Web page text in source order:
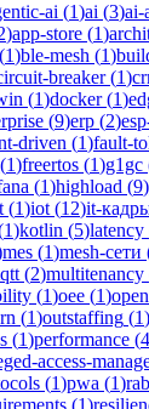
ai (1)ai (3)ai-
)app-store (1)
(1)ble-mesh (1)
breaker(1)
(1)docker(1)
(9)erp (2)
driven (1)fault-
1)freertos (1)g1gc
(1)highload (9)
(1)iot (12)it-
1)kotlin (5)latency
mes (1)mesh-сети
(2)multitenancy
(1)oee (1)
(1)outstaffing (1)
(1)performance (4
access-
(1)pwa (1)